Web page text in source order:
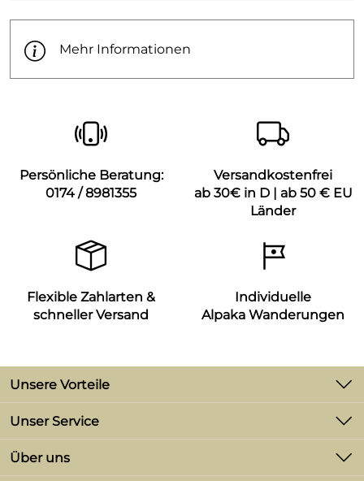
Mehr Informationen
Persönliche Beratung:
0174 / 8981355
Versandkostenfrei
ab 30€ in D | ab 50 € EU
Länder
Flexible Zahlarten &
schneller Versand
Individuelle
Alpaka Wanderungen
Unsere Vorteile
-2% Skonto bei Zahlung per Vorkasse
Versandkostenfrei in D ab 30,-€;
Unser Service
Kontakt
Retourenabwicklung
Über uns